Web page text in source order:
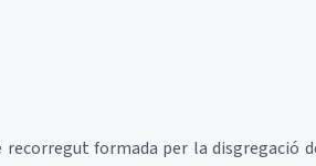
formada per la disgregació